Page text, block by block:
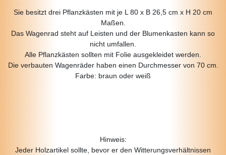
Sie besitzt drei Pflanzkästen mit je L 80 x B 26,5 cm x H 20 cm
Maßen.
Das Wagenrad steht auf Leisten und der Blumenkasten kann so
nicht umfallen.
Alle Pflanzkästen sollten mit Folie ausgekleidet werden.
Die verbauten Wagenräder haben einen Durchmesser von 70 cm.
Farbe: braun oder weiß
Hinweis:
Jeder Holzartikel sollte, bevor er den Witterungsverhältnissen